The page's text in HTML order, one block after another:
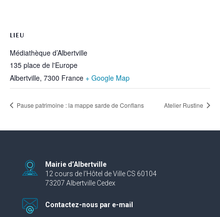
LIEU
Médiathèque d’Albertville
135 place de l'Europe
Albertville, 7300 France + Google Map
Pause patrimoine : la mappe sarde de Conflans Atelier Rustine
Mairie d’Albertville
12 cours de l’Hôtel de Ville CS 60104
73207 Albertville Cedex
Contactez-nous par e-mail